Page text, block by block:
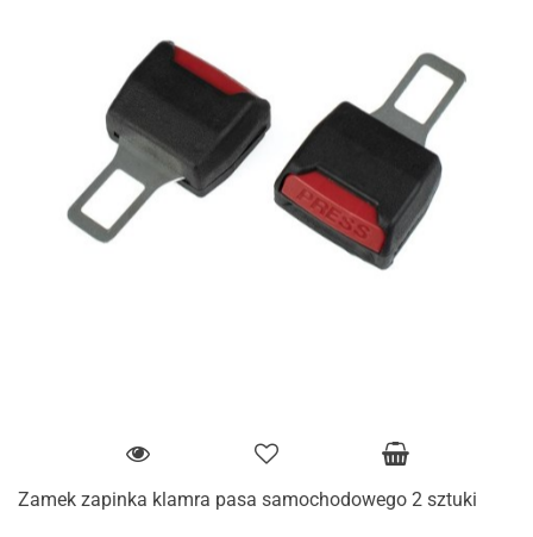
Zamek zapinka klamra pasa samochodowego 2 sztuki